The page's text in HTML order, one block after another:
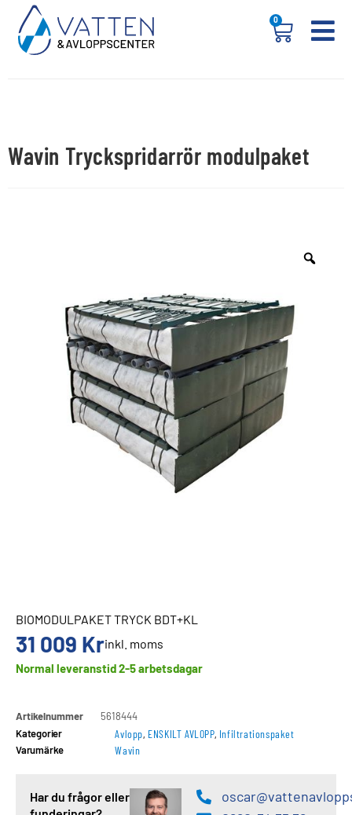
0
Wavin Tryckspridarrör modulpaket
BIOMODULPAKET TRYCK BDT+KL
31 009 Krinkl. moms
Normal leveranstid 2-5 arbetsdagar
Artikelnummer
5618444
Kategorier
Avlopp, ENSKILT AVLOPP, Infiltrationspaket
Varumärke Wavin
Har du frågor eller